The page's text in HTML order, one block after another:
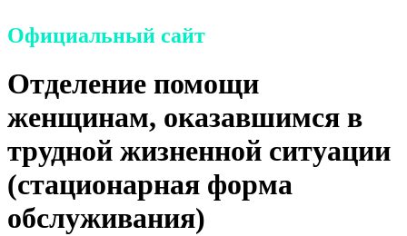
Официальный сайт
Отделение помощи
женщинам, оказавшимся в
трудной жизненной ситуации
(стационарная форма
обслуживания)